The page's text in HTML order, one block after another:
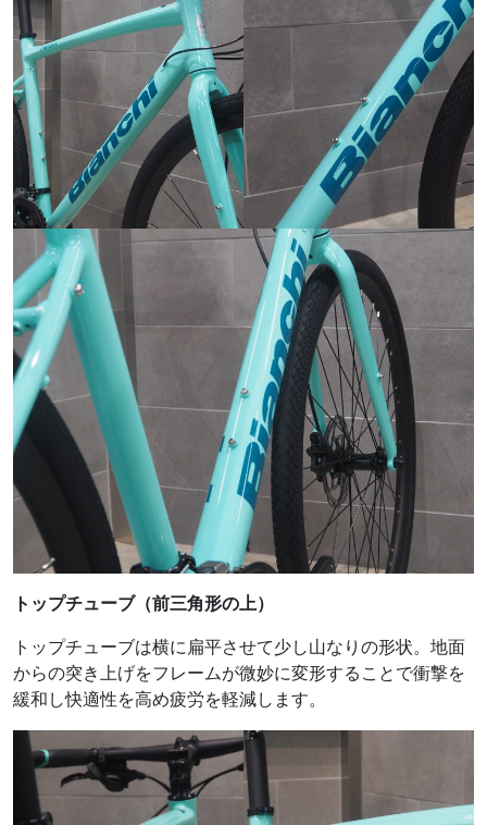
トップチューブ（前三角形の上）
トップチューブは横に扁平させて少し山なりの形状。地面
からの突き上げをフレームが微妙に変形することで衝撃を
緩和し快適性を高め疲労を軽減します。